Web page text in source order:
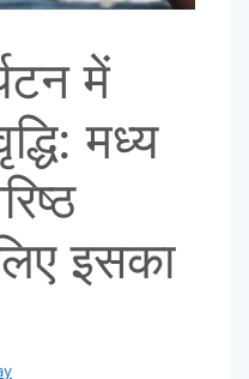
में
मध्य
इसका